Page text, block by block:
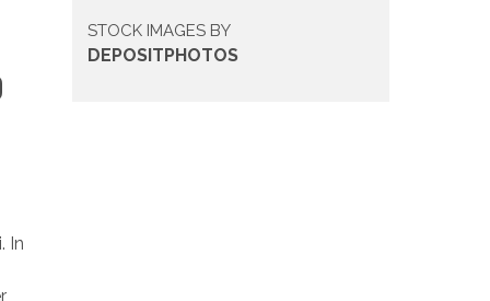
In
STOCK IMAGES BY
DEPOSITPHOTOS